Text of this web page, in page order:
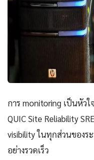
การ monitoring เป็นหัว
QUIC Site Reliability
visibility ในทุกส่วนของ
อย่างรวดเร็ว